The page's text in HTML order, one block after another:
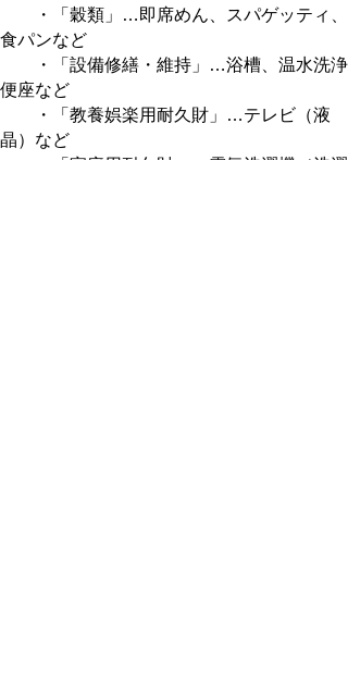
・「穀類」…即席めん、スパゲッティ、
食パンなど
・「設備修繕・維持」…浴槽、温水洗浄
便座など
・「教養娯楽用耐久財」…テレビ（液
晶）など
・「家庭用耐久財」…電気洗濯機（洗濯